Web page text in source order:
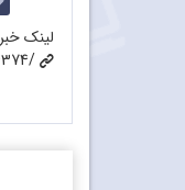
لینک خبر